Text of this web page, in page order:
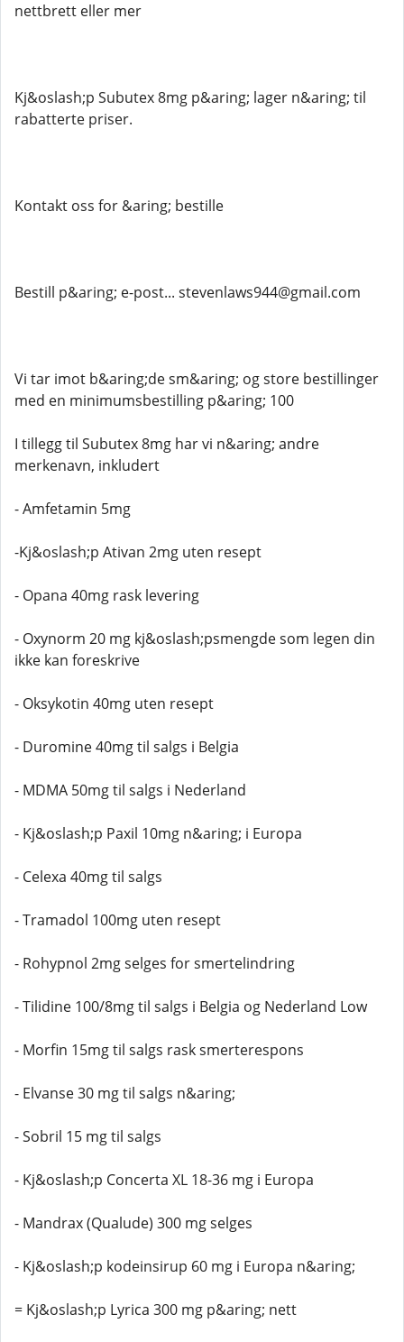
nettbrett eller mer
Kj&oslash;p Subutex 8mg p&aring; lager n&aring; til
rabatterte priser.
Kontakt oss for &aring; bestille
Bestill p&aring; e-post... stevenlaws944@gmail.com
Vi tar imot b&aring;de sm&aring; og store bestillinger
med en minimumsbestilling p&aring; 100
I tillegg til Subutex 8mg har vi n&aring; andre
merkenavn, inkludert
- Amfetamin 5mg
-Kj&oslash;p Ativan 2mg uten resept
- Opana 40mg rask levering
- Oxynorm 20 mg kj&oslash;psmengde som legen din
ikke kan foreskrive
- Oksykotin 40mg uten resept
- Duromine 40mg til salgs i Belgia
- MDMA 50mg til salgs i Nederland
- Kj&oslash;p Paxil 10mg n&aring; i Europa
- Celexa 40mg til salgs
- Tramadol 100mg uten resept
- Rohypnol 2mg selges for smertelindring
- Tilidine 100/8mg til salgs i Belgia og Nederland Low
- Morfin 15mg til salgs rask smerterespons
- Elvanse 30 mg til salgs n&aring;
- Sobril 15 mg til salgs
- Kj&oslash;p Concerta XL 18-36 mg i Europa
- Mandrax (Qualude) 300 mg selges
- Kj&oslash;p kodeinsirup 60 mg i Europa n&aring;
= Kj&oslash;p Lyrica 300 mg p&aring; nett